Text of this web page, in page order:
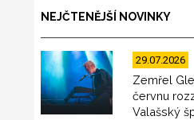
NEJČTENĚJŠÍ NOVINKY
29.07.2026
Zemřel
červnu
Valašský